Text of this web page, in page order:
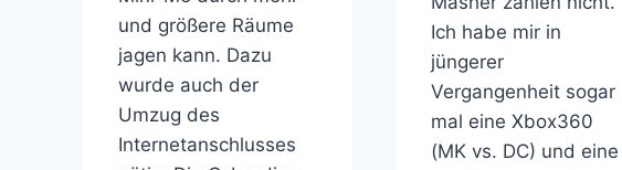
und größere Räume
jagen kann. Dazu
wurde auch der
Umzug des
Internetanschlusses
Ich habe mir in
jüngerer
Vergangenheit sogar
mal eine Xbox360
(MK vs. DC) und eine